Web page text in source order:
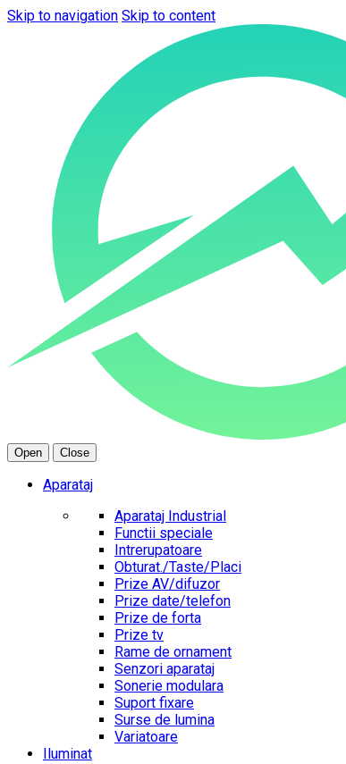
Skip to navigation Skip to content
Open Close
Aparataj
Aparataj Industrial
Functii speciale
Intrerupatoare
Obturat./Taste/Placi
Prize AV/difuzor
Prize date/telefon
Prize de forta
Prize tv
Rame de ornament
Senzori aparataj
Sonerie modulara
Suport fixare
Surse de lumina
Variatoare
Iluminat